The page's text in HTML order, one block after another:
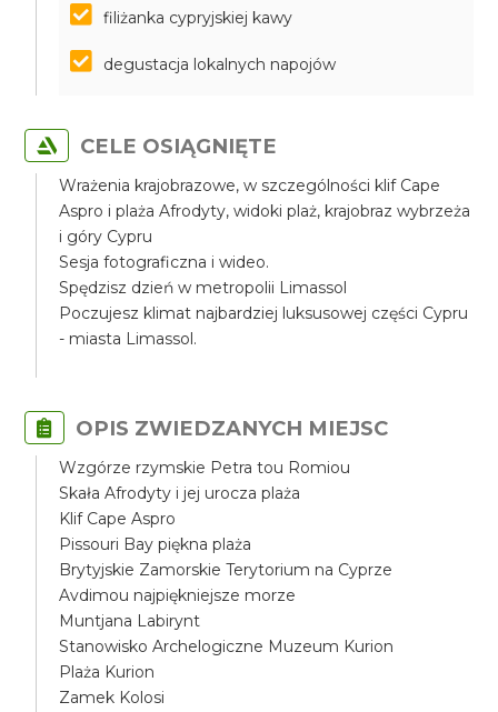
filiżanka cypryjskiej kawy
degustacja lokalnych napojów
CELE OSIĄGNIĘTE
Wrażenia krajobrazowe, w szczególności klif Cape
Aspro i plaża Afrodyty, widoki plaż, krajobraz wybrzeża
i góry Cypru
Sesja fotograficzna i wideo.
Spędzisz dzień w metropolii Limassol
Poczujesz klimat najbardziej luksusowej części Cypru
- miasta Limassol.
OPIS ZWIEDZANYCH MIEJSC
Wzgórze rzymskie Petra tou Romiou
Skała Afrodyty i jej urocza plaża
Klif Cape Aspro
Pissouri Bay piękna plaża
Brytyjskie Zamorskie Terytorium na Cyprze
Avdimou najpiękniejsze morze
Muntjana Labirynt
Stanowisko Archelogiczne Muzeum Kurion
Plaża Kurion
Zamek Kolosi